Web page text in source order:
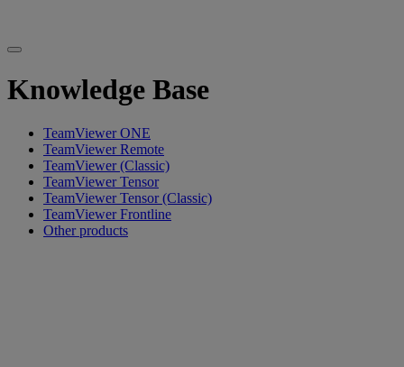
Knowledge Base
TeamViewer ONE
TeamViewer Remote
TeamViewer (Classic)
TeamViewer Tensor
TeamViewer Tensor (Classic)
TeamViewer Frontline
Other products